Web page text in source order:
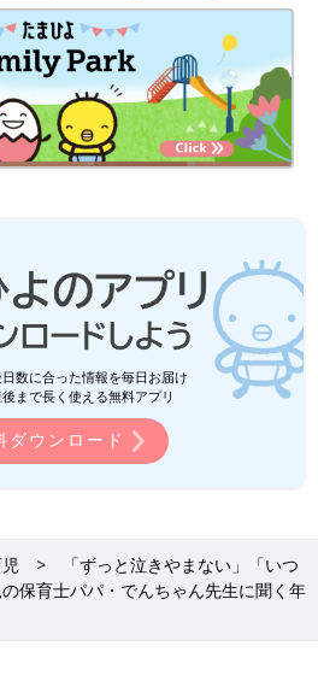
数に合った情報を毎日お届け
まで長く使える無料アプリ
ダウンロード
「ずっと泣きやまない」「いつ
保育士パパ・でんちゃん先生に聞く年